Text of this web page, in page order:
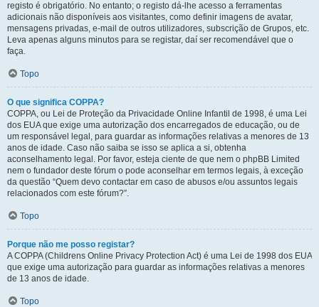
registo é obrigatório. No entanto; o registo dá-lhe acesso a ferramentas
adicionais não disponíveis aos visitantes, como definir imagens de avatar,
mensagens privadas, e-mail de outros utilizadores, subscrição de Grupos, etc.
Leva apenas alguns minutos para se registar, daí ser recomendável que o
faça.
Topo
O que significa COPPA?
COPPA, ou Lei de Proteção da Privacidade Online Infantil de 1998, é uma Lei
dos EUA que exige uma autorização dos encarregados de educação, ou de
um responsável legal, para guardar as informações relativas a menores de 13
anos de idade. Caso não saiba se isso se aplica a si, obtenha
aconselhamento legal. Por favor, esteja ciente de que nem o phpBB Limited
nem o fundador deste fórum o pode aconselhar em termos legais, à exceção
da questão “Quem devo contactar em caso de abusos e/ou assuntos legais
relacionados com este fórum?”.
Topo
Porque não me posso registar?
A COPPA (Childrens Online Privacy Protection Act) é uma Lei de 1998 dos EUA
que exige uma autorização para guardar as informações relativas a menores
de 13 anos de idade.
Topo